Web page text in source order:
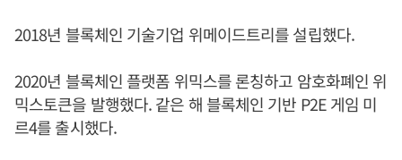
2018년 블록체인 기술기업 위메이드트리를 설립했다.
2020년 블록체인 플랫폼 위믹스를 론칭하고 암호화폐인 위
믹스토큰을 발행했다. 같은 해 블록체인 기반 P2E 게임 미
르4를 출시했다.